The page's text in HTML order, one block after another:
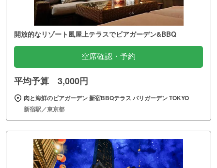
開放的なリゾート風屋上テラスでビアガーデン&BBQ
空席確認・予約
平均予算 3,000円
肉と海鮮のビアガーデン 新宿BBQテラス バリガーデン TOKYO
新宿駅／東京都